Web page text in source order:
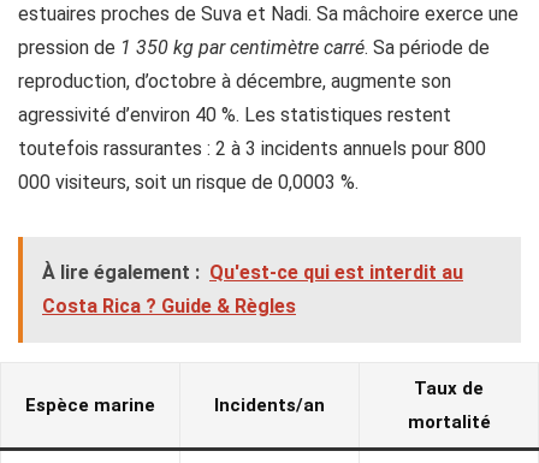
estuaires proches de Suva et Nadi. Sa mâchoire exerce une
pression de 1 350 kg par centimètre carré. Sa période de
reproduction, d’octobre à décembre, augmente son
agressivité d’environ 40 %. Les statistiques restent
toutefois rassurantes : 2 à 3 incidents annuels pour 800
000 visiteurs, soit un risque de 0,0003 %.
À lire également : Qu'est-ce qui est interdit au
Costa Rica ? Guide & Règles
Espèce marine Incidents/an
Taux de
mortalité